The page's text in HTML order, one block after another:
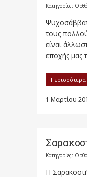
Κατηγορίες:
τους
είναι
εποχής μας
Περισσότερα
1 Μαρτίου
Κατηγορίες:
Η